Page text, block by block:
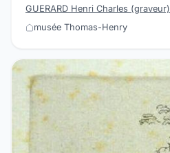
GUERARD Henri Charles (graveur)
musée Thomas-Henry